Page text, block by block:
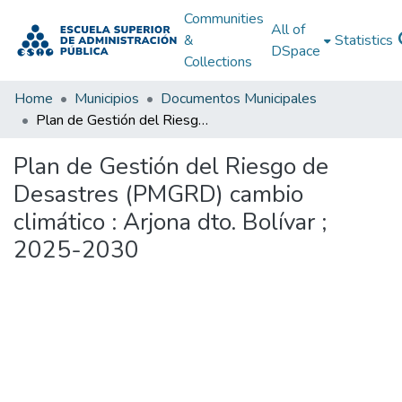
Communities
&
Collections
All of
DSpace
Statistics
Home Municipios
Documentos Municipales
Plan de Gestión del Riesgo de Desastres (PMGRD) cambio climático : Arjona dto. Bolívar ; 2025-2030
Plan de Gestión del Riesgo de
Desastres (PMGRD) cambio
climático : Arjona dto. Bolívar ;
2025-2030